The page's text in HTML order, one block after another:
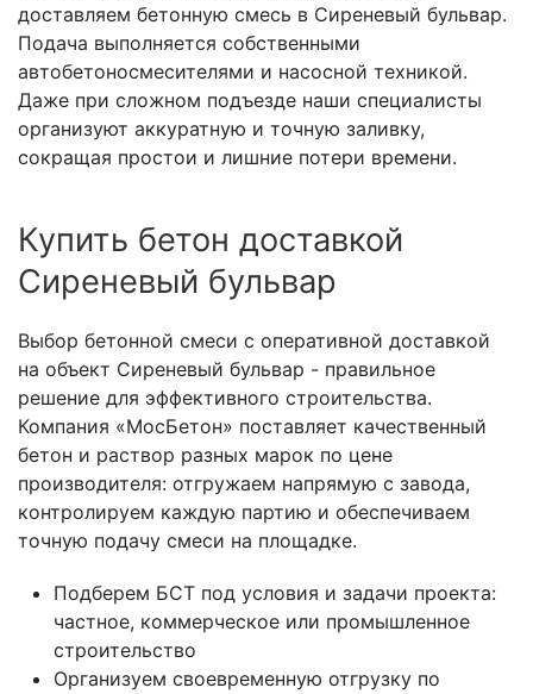
доставляем бетонную смесь в Сиреневый бульвар.
Подача выполняется собственными
автобетоносмесителями и насосной техникой.
Даже при сложном подъезде наши специалисты
организуют аккуратную и точную заливку,
сокращая простои и лишние потери времени.
Купить бетон доставкой
Сиреневый бульвар
Выбор бетонной смеси с оперативной доставкой
на объект Сиреневый бульвар - правильное
решение для эффективного строительства.
Компания «МосБетон» поставляет качественный
бетон и раствор разных марок по цене
производителя: отгружаем напрямую с завода,
контролируем каждую партию и обеспечиваем
точную подачу смеси на площадке.
Подберем БСТ под условия и задачи проекта:
частное, коммерческое или промышленное
строительство
Организуем своевременную отгрузку по